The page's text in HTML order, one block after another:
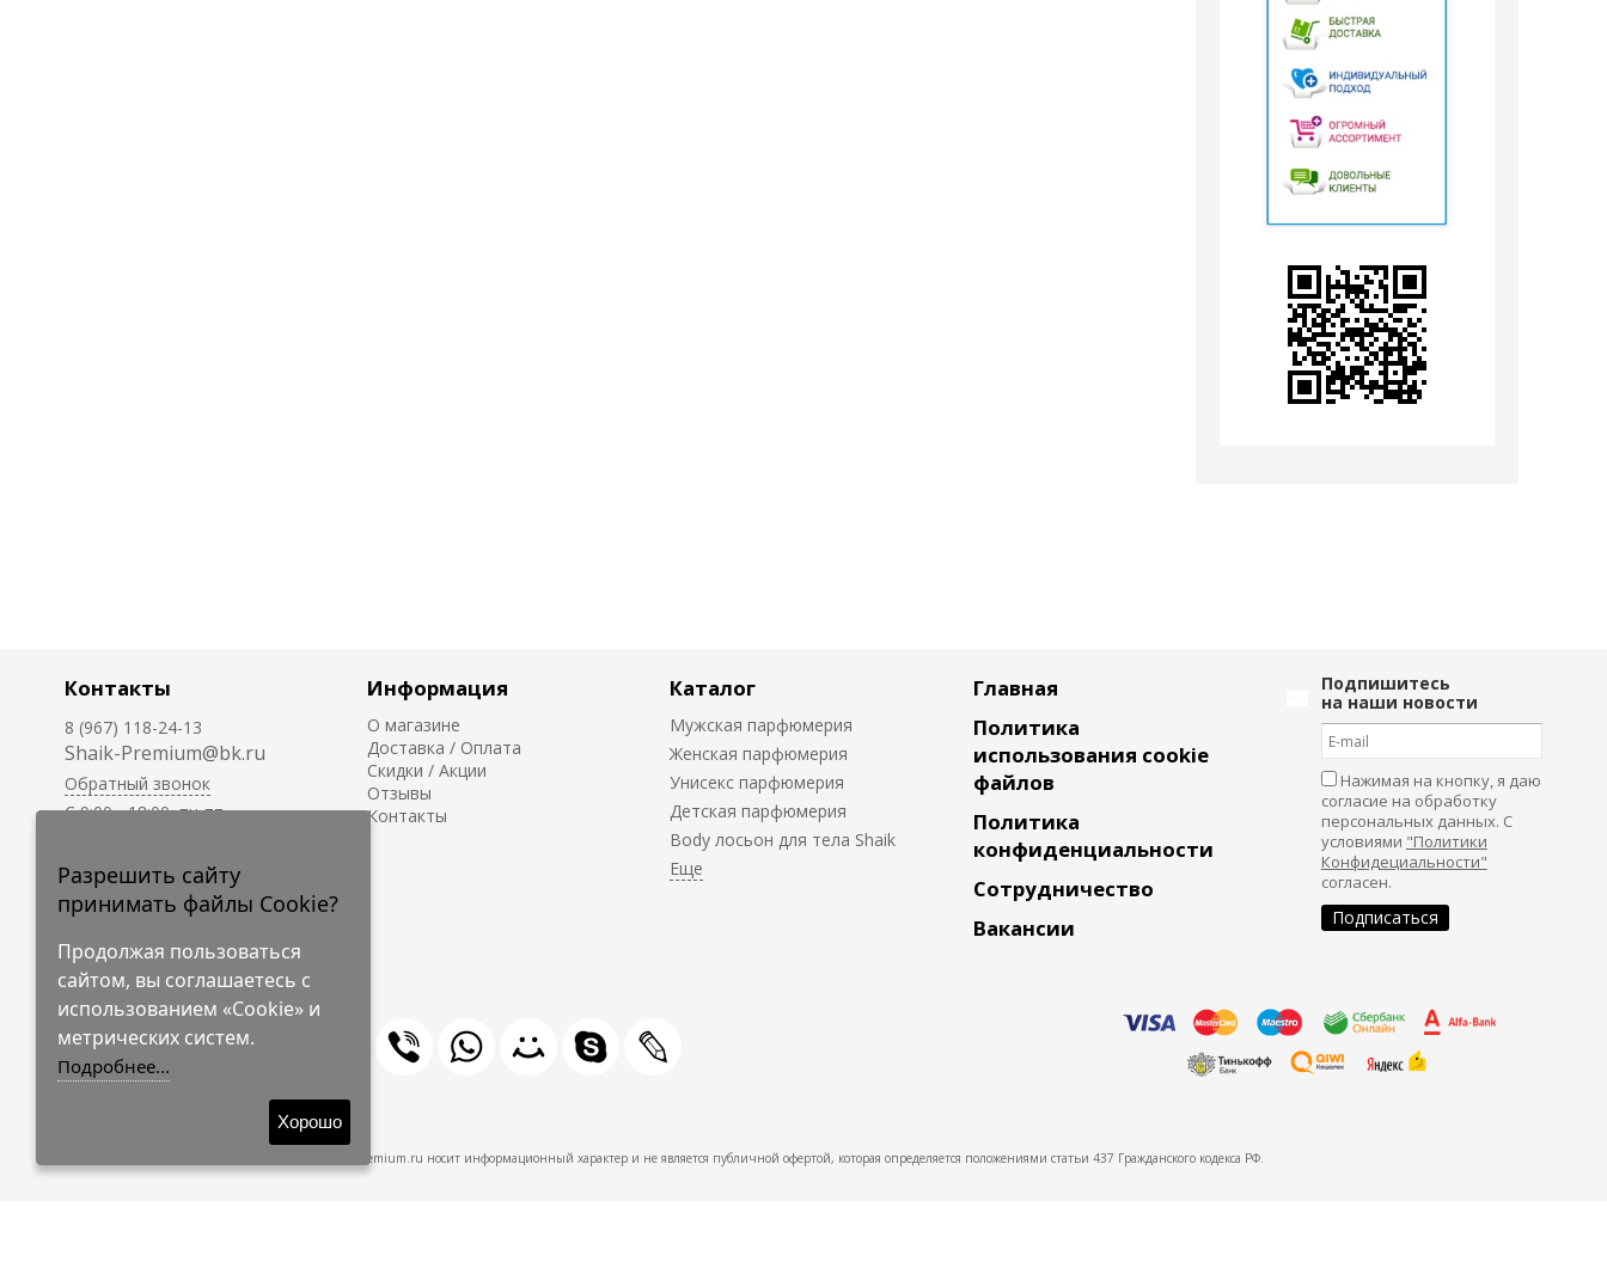
Контакты
8 (967) 118-24-13
Shaik-Premium@bk.ru
Обратный звонок
C 9:00 - 18:00, пн-пт
круглосуточно.
Информация
О магазине
Доставка / Оплата
Скидки / Акции
Отзывы
Контакты
Каталог
Мужская парфюмерия
Женская парфюмерия
Унисекс парфюмерия
Детская парфюмерия
Body лосьон для тела Shaik
Главная
Политика
использования cookie
файлов
Политика
конфиденциальности
Сотрудничество
Вакансии
Подпишитесь
на наши новости
Нажимая на кнопку, я даю
согласие на обработку
персональных данных. С
условиями "Политики
Конфидециальности"
согласен.
© 2009-2026 Shaik-Premium
Shaik-Premium.ru носит информационный характер и не является публичной офертой, которая определяется положениями статьи 437 Гражданского кодекса РФ.
Разрешить сайту
принимать файлы Cookie?
Продолжая пользоваться
сайтом, вы соглашаетесь с
использованием «Cookie» и
метрических систем.
Подробнее...
Хорошо